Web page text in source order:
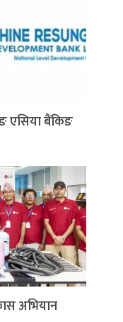
एसिया बैंकिङ
अभियान